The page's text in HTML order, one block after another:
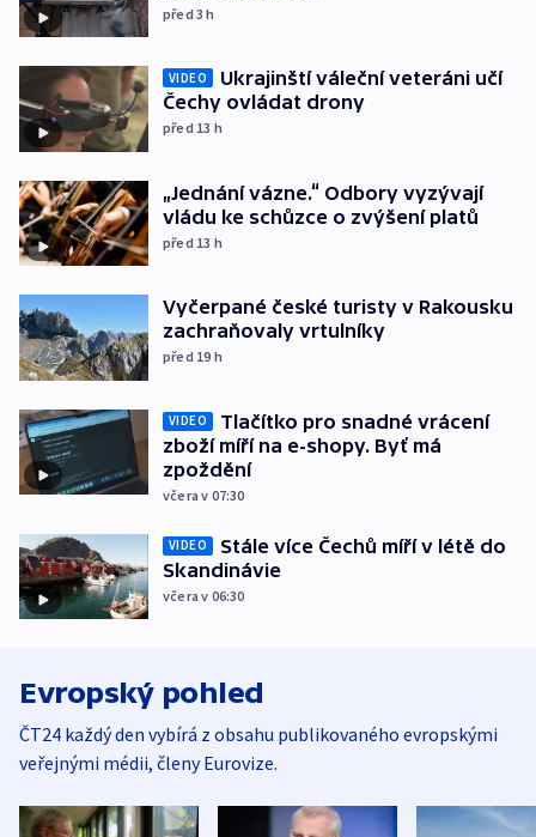
před 3h
VIDEO
Ukrajinští váleční veteráni učí
Čechy ovládat drony
před 13 h
„Jednání vázne.“ Odbory vyzývají
vládu ke schůzce o zvýšení platů
před 13 h
Vyčerpané české turisty v Rakousku
zachraňovaly vrtulníky
před 19 h
VIDEO
Tlačítko pro snadné vrácení
zboží míří na e-shopy. Byť má
zpoždění
včera v 07:30
VIDEO
Stále více Čechů míří v létě do
Skandinávie
včera v 06:30
Evropský pohled
ČT24 každý den vybírá z obsahu publikovaného evropskými
veřejnými médii, členy Eurovize.